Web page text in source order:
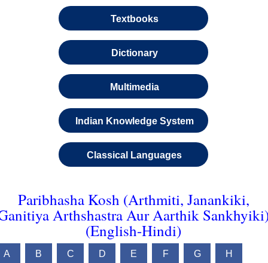
Textbooks
Dictionary
Multimedia
Indian Knowledge System
Classical Languages
Paribhasha Kosh (Arthmiti, Janankiki,
Arthshastra Aur Aarthik
(English-Hindi)
A B C D E F G H